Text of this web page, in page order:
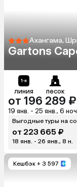
Ахангама,
Gartons
линия песок
от 196 289 ₽
19 янв. - 25 янв., 6
Выгодные туры на
от 223 665 ₽
18 янв. - 26 янв., 8 н.
Кешбэк + 3 597